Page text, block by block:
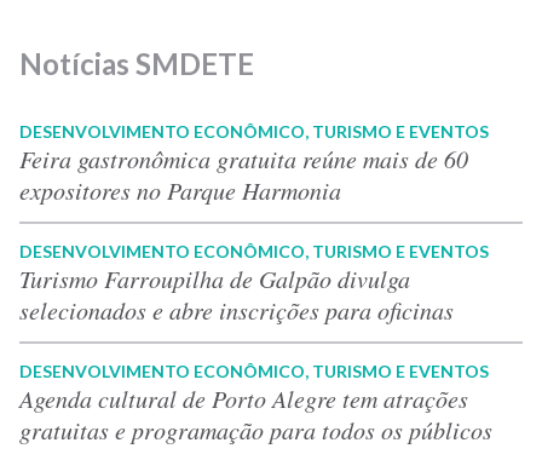
Notícias SMDETE
DESENVOLVIMENTO ECONÔMICO, TURISMO E EVENTOS
Feira gastronômica gratuita reúne mais de 60
expositores no Parque Harmonia
DESENVOLVIMENTO ECONÔMICO, TURISMO E EVENTOS
Turismo Farroupilha de Galpão divulga
selecionados e abre inscrições para oficinas
DESENVOLVIMENTO ECONÔMICO, TURISMO E EVENTOS
Agenda cultural de Porto Alegre tem atrações
gratuitas e programação para todos os públicos